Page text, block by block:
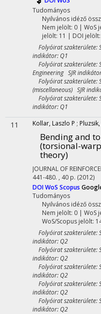
Tudományos
Nyilvános idéző
Nem jelölt: 0 | WoS
jelölt: 11 | DOI
Folyóirat szakterülete:
indikátor: Q1
Folyóirat szakterülete:
Engineering SJR
Folyóirat szakterülete:
(miscellaneous) SJR
Folyóirat szakterülete:
indikátor: Q1
11 Kollar, Laszlo P ;
Bending and
(torsional-
theory)
JOURNAL OF
441-480. , 40 p. (2012)
DOIWoS Scopus
Tudományos
Nyilvános idéző
Nem jelölt: 0 | WoS
WoS/Scopus jelölt:
Folyóirat szakterülete:
indikátor: Q2
Folyóirat szakterülete:
indikátor: Q2
Folyóirat szakterülete:
indikátor: Q2
Folyóirat szakterülete:
indikátor: Q2
Folyóirat szakterülete:
indikátor: Q2